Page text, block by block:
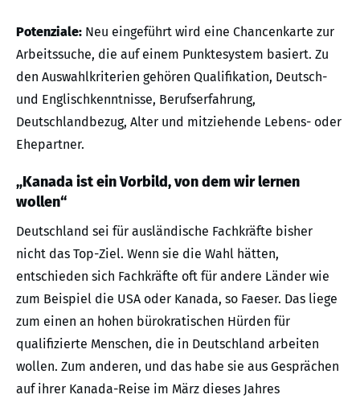
Potenziale: Neu eingeführt wird eine Chancenkarte zur
Arbeitssuche, die auf einem Punktesystem basiert. Zu
den Auswahlkriterien gehören Qualifikation, Deutsch-
und Englischkenntnisse, Berufserfahrung,
Deutschlandbezug, Alter und mitziehende Lebens- oder
Ehepartner.
„Kanada ist ein Vorbild, von dem wir lernen
wollen“
Deutschland sei für ausländische Fachkräfte bisher
nicht das Top-Ziel. Wenn sie die Wahl hätten,
entschieden sich Fachkräfte oft für andere Länder wie
zum Beispiel die USA oder Kanada, so Faeser. Das liege
zum einen an hohen bürokratischen Hürden für
qualifizierte Menschen, die in Deutschland arbeiten
wollen. Zum anderen, und das habe sie aus Gesprächen
auf ihrer Kanada-Reise im März dieses Jahres